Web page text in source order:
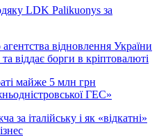
LDK Palikuonys за
відновлення України
віддає борги в кріптовалюті
майже 5 млн грн
ГЕС»
за італійську і як «відкатні»